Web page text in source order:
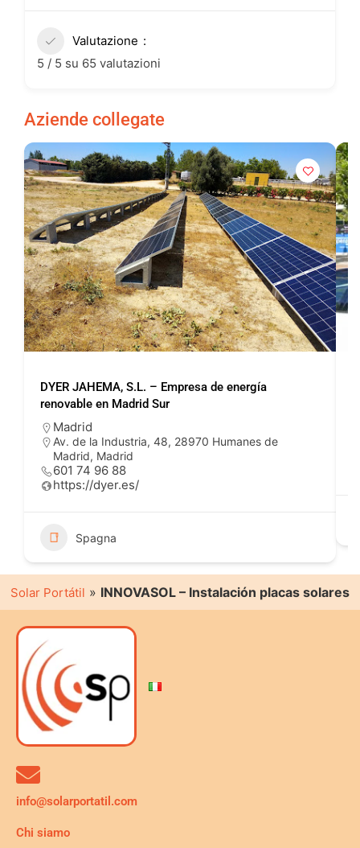
Valutazione
5 / 5 su 65 valutazioni
Aziende collegate
DYER JAHEMA, S.L. – Empresa de energía
renovable en Madrid Sur
Madrid
Av. de la Industria, 48, 28970 Humanes de
Madrid, Madrid
601 74 96 88
https://dyer.es/
Spagna
Solar Portátil » INNOVASOL – Instalación placas solares
info@solarportatil.com
Chi siamo